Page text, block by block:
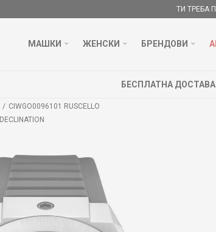
ТИ ТРЕБА
МАШКИ ЖЕНСКИ БРЕНДОВИ
БЕСПЛАТНА ДОСТАВА
CIWGO0096101 RUSCELLO
DECLINATION